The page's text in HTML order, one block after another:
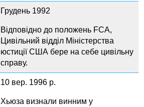
Грудень 1992
Відповідно до положень FCA,
Цивільний відділ Міністерства
юстиції США бере на себе цивільну
справу.
10 вер. 1996 р.
Хьюза визнали винним у